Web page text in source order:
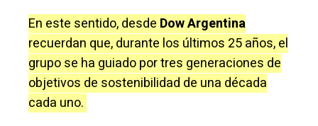
En este sentido, desde Dow Argentina
recuerdan que, durante los últimos 25 años, el
grupo se ha guiado por tres generaciones de
objetivos de sostenibilidad de una década
cada uno.